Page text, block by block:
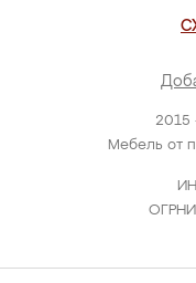
2015
Мебель от